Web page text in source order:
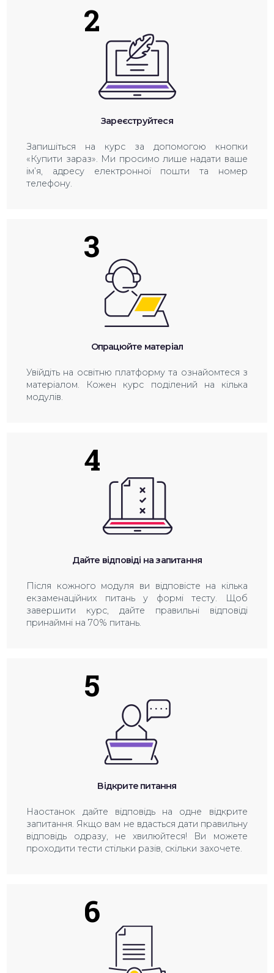
2
Зареєструйтеся
Запишіться на курс за допомогою кнопки
«Купити зараз». Ми просимо лише надати ваше
ім’я, адресу електронної пошти та номер
телефону.
3
Опрацюйте матеріал
Увійдіть на освітню платформу та ознайомтеся з
матеріалом. Кожен курс поділений на кілька
модулів.
4
Дайте відповіді на запитання
Після кожного модуля ви відповісте на кілька
екзаменаційних питань у формі тесту. Щоб
завершити курс, дайте правильні відповіді
принаймні на 70% питань.
5
Відкрите питання
Наостанок дайте відповідь на одне відкрите
запитання. Якщо вам не вдасться дати правильну
відповідь одразу, не хвилюйтеся! Ви можете
проходити тести стільки разів, скільки захочете.
6